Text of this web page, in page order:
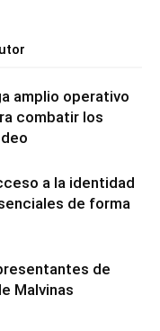
amplio operativo
combatir los
a la identidad
de forma
de
Malvinas